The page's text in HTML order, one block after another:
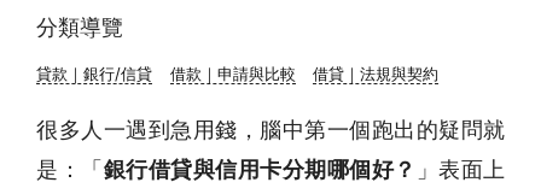
分類導覽
貸款｜銀行/信貸 借款｜申請與比較 借貸｜法規與契約
很多人一遇到急用錢，腦中第一個跑出的疑問就
是：「銀行借貸與信用卡分期哪個好？ 」表面上